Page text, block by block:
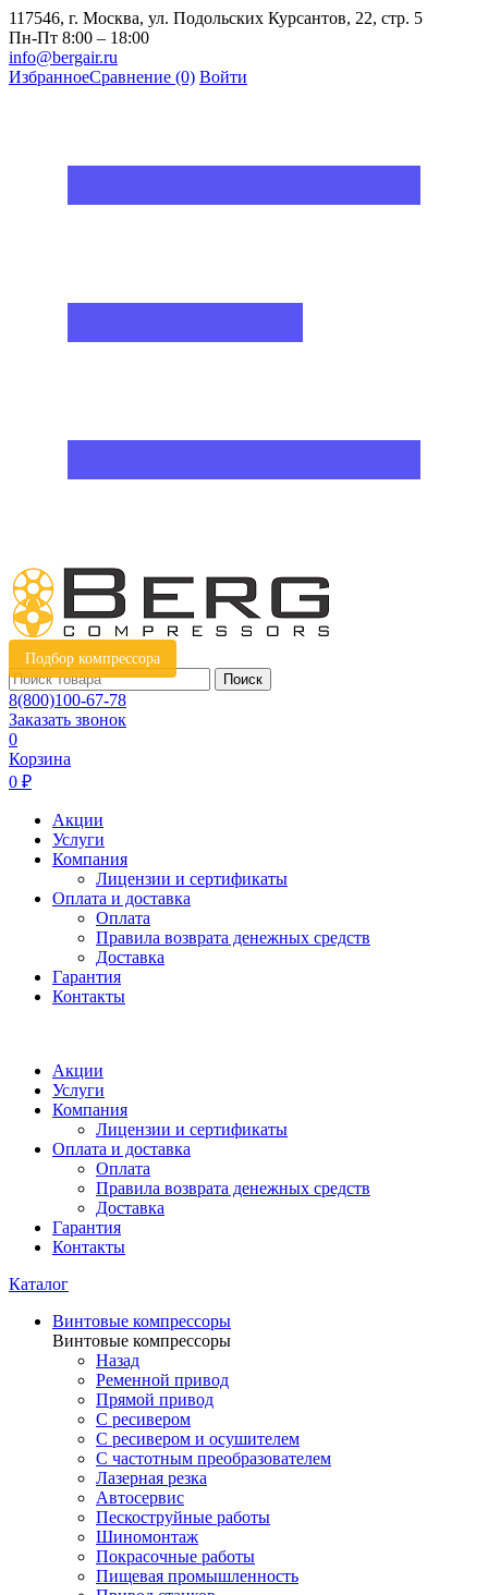
117546, г. Москва, ул. Подольских Курсантов, 22, стр. 5
Пн-Пт 8:00 – 18:00
info@bergair.ru
ИзбранноеСравнение (0) Войти
Подбор компрессора
Поиск
8(800)100-67-78
Заказать звонок
0
Корзина
0 ₽
Акции
Услуги
Компания
Лицензии и сертификаты
Оплата и доставка
Оплата
Правила возврата денежных средств
Доставка
Гарантия
Контакты
Акции
Услуги
Компания
Лицензии и сертификаты
Оплата и доставка
Оплата
Правила возврата денежных средств
Доставка
Гарантия
Контакты
Каталог
Винтовые компрессоры
Винтовые компрессоры
Назад
Ременной привод
Прямой привод
С ресивером
С ресивером и осушителем
С частотным преобразователем
Лазерная резка
Автосервис
Пескоструйные работы
Шиномонтаж
Покрасочные работы
Пищевая промышленность